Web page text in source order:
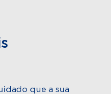
que a sua